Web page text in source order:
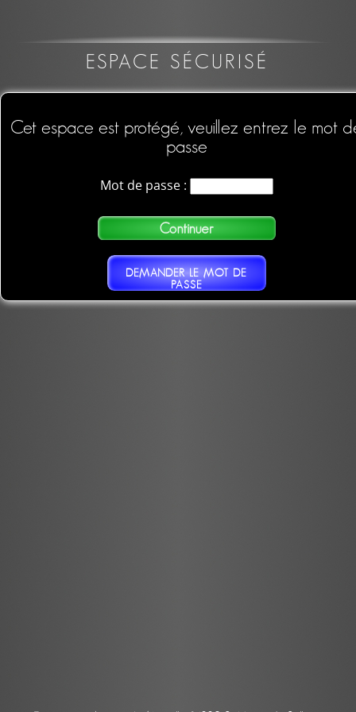
ESPACE SÉCURISÉ
Cet espace est protégé, veuillez entrez le mot
passe
Mot de passe :
DEMANDER LE MOT DE
PASSE